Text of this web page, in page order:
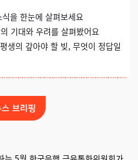
을 한눈에 살펴보세요
기대와 우려를 살펴봤어요
생의 갚아야 할 빚, 무엇이 정답일